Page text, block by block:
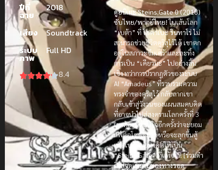
ปีที่
ฉาย
2018
เสียง
Soundtrack
ระบบ
ภาพ
Full HD
8.4
ดูอนิเมะ Steins;Gate 0 (2018)
ซับไทย/พากย์ไทย!ในเส้นโลก
“เบต้า” ที่โอคาเบะ รินทาโร่ไม่
สามารถช่วยชีวิตคุริสุไว้ได้ เขาตก
อยู่ในสภาวะซึมเศร้าและละทิ้ง
การเป็น “เคียวมะ” ไปอย่างสิ้น
เชิง ทว่าการปรากฏตัวของระบบ
AI “Amadeus” ที่รวบรวมความ
ทรงจำของคุริสุไว้ กลับลากเขา
กลับเข้าสู่วังวนของแผนสมคบคิด
ที่อาจนำไปสู่สงครามโลกครั้งที่ 3
เขาต้องตัดสินใจอีกครั้งว่าจะยอม
แพ้ต่อโชคชะตา หรือจะลุกขึ้นสู้
เพื่อเปลี่ยนอนาคตให้เป็น
“Steins Gate” ที่แท้จริง![ร่วมดำ
ดิ่งสู่จุดเริ่มต้นของทางรอด